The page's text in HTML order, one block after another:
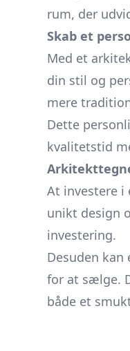
rum, der
Skab et
Med et
din stil og
mere
Dette
kvalitetstid
At investere
unikt design
investering.
Desuden
for at sælge.
både et